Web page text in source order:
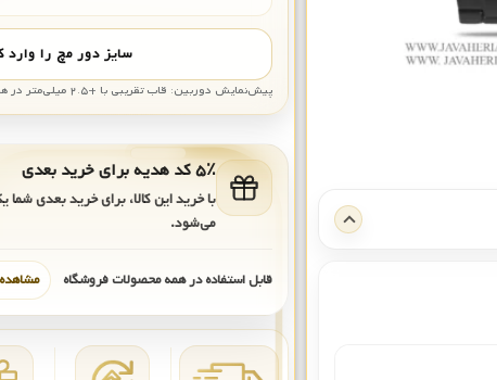
سایز دور مچ را وارد
پیش‌نمایش دوربین: قاب تقریبی با +۲.۵ میلی‌متر در هر طرف
۵٪ کد هدیه برای خرید بعدی
با خرید این کالا، برای خرید بعدی
می‌شود.
قابل استفاده در همه محصولات فروشگاه